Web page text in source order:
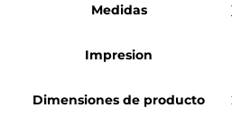
Medidas
Impresion
Dimensiones de producto